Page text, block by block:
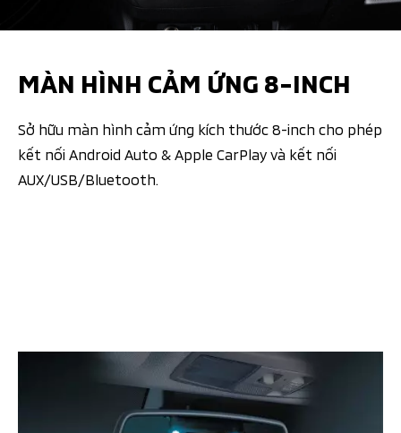
MÀN HÌNH CẢM ỨNG 8-INCH
Sở hữu màn hình cảm ứng kích thước 8-inch cho phép
kết nối Android Auto & Apple CarPlay và kết nối
AUX/USB/Bluetooth.